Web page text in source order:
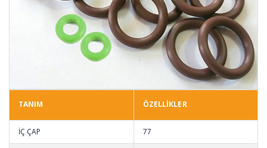
TANIM ÖZELLİKLER
İÇ ÇAP 77